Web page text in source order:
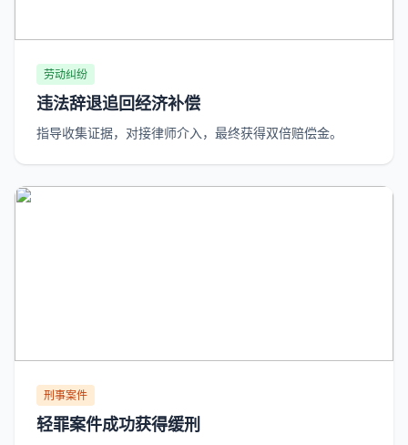
劳动纠纷
违法辞退追回经济补偿
指导收集证据，对接律师介入，最终获得双倍赔偿金。
刑事案件
轻罪案件成功获得缓刑